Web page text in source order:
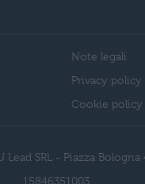
Note legali
Privacy policy
Cookie policy
SRL - Piazza Bologna
15846351003